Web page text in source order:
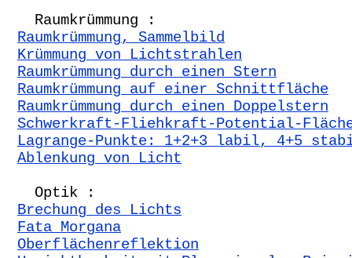
Raumkrümmung :
Raumkrümmung, Sammelbild
Krümmung von Lichtstrahlen
Raumkrümmung durch einen Stern
Raumkrümmung auf einer Schnittfläche
Raumkrümmung durch einen Doppelstern
Schwerkraft-Fliehkraft-Potential-
Lagrange-Punkte: 1+2+3 labil, 4+5
Ablenkung von Licht
Optik :
Brechung des Lichts
Fata Morgana
Oberflächenreflektion